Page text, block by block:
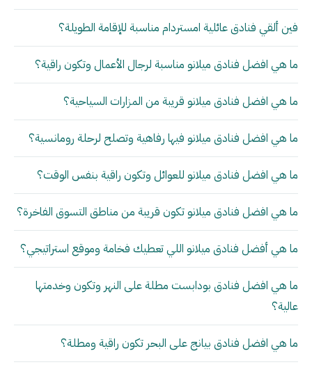
فين ألقي فنادق عائلية امستردام مناسبة للإقامة الطويلة؟
ما هي افضل فنادق ميلانو مناسبة لرجال الأعمال وتكون راقية؟
ما هي افضل فنادق ميلانو قريبة من المزارات السياحية؟
ما هي افضل فنادق ميلانو فيها رفاهية وتصلح لرحلة رومانسية؟
ما هي افضل فنادق ميلانو للعوائل وتكون راقية بنفس الوقت؟
ما هي افضل فنادق ميلانو تكون قريبة من مناطق التسوق الفاخرة؟
ما هي أفضل فنادق ميلانو اللي تعطيك فخامة وموقع استراتيجي؟
ما هي افضل فنادق بودابست مطلة على النهر وتكون وخدمتها
عالية؟
ما هي افضل فنادق بيانج على البحر تكون راقية ومطلة؟